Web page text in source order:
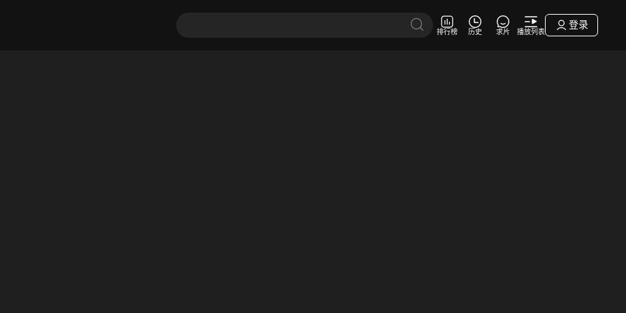
排行榜 历史 求片 播放列表
登录